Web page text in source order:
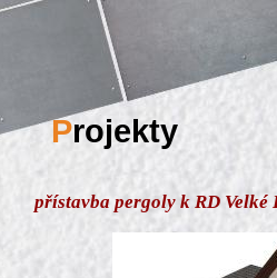
Projekty
přístavba pergoly k RD Velké